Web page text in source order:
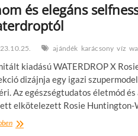
és elegáns
ajándék karácsony víz
kiadású WATERDROP X
dizájnja egy igazi
Az egészségtudatos életmód
elkötelezett Rosie
Finom